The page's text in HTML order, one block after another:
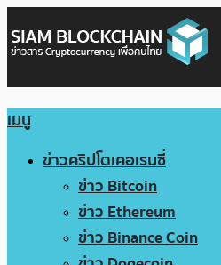
เมนู
ข่าวคริปโตเคอเรนซี่
ข่าว Bitcoin
ข่าว Ethereum
ข่าว Binance Coin